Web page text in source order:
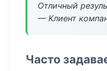
Отличный
— Клиент
Часто